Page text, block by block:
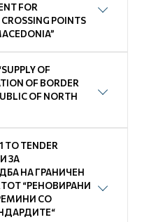
FOR
POINTS
OF
OF BORDER
OF NORTH
TO TENDER
ЗА
НА ГРАНИЧЕН
“РЕНОВИРАНИ
СО